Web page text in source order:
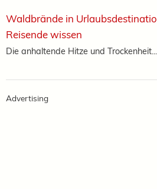
Waldbrände in
Reisende wissen
Die anhaltende Hitze und Trockenheit...
Advertising